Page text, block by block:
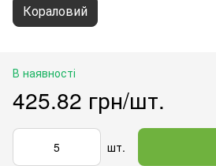
Кораловий
В наявності
425.82 грн/шт.
шт.